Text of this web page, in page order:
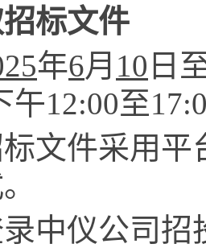
标文件
5年6月 10 日
午12:00至
文件采用 平
。
中仪公司招